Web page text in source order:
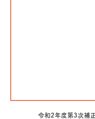
令和2年度第3次補